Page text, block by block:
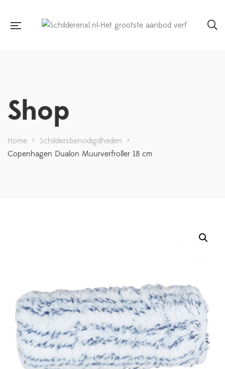
Shop
Home > Schildersbenodigdheden >
Copenhagen Dualon Muurverfroller 18 cm